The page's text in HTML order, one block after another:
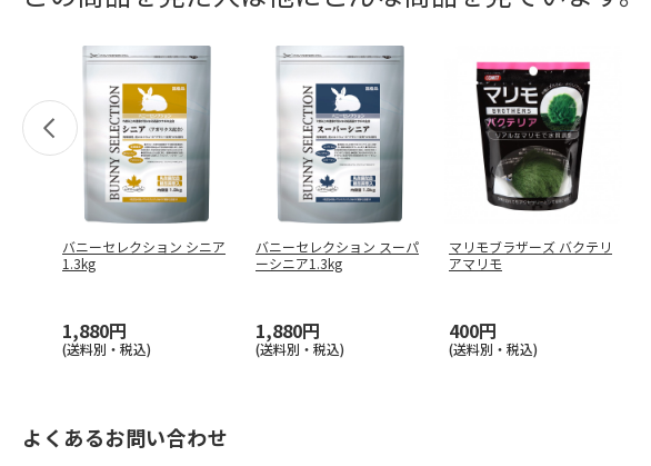
バニーセレクション シニア
1.3kg
1,880円
(送料別・税込)
バニーセレクション スーパ
ーシニア1.3kg
1,880円
(送料別・税込)
マリモブラザーズ バクテリ
アマリモ
400円
(送料別・税込)
よくあるお問い合わせ